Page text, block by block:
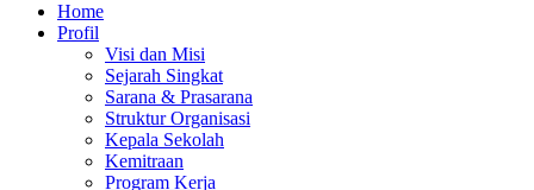
Home
Profil
Visi dan Misi
Sejarah Singkat
Sarana & Prasarana
Struktur Organisasi
Kepala Sekolah
Kemitraan
Program Kerja